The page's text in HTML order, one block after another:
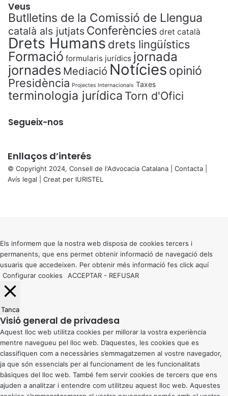
Veus
Butlletins de la Comissió de Llengua
català als jutjats Conferències dret català
Drets Humans drets lingüístics
Formació formularis jurídics jornada
jornades Mediació Notícies opinió
Presidència Projectes Internacionals Taxes
terminologia jurídica Torn d'Ofici
Segueix-nos
Enllaços d’interés
© Copyright 2024, Consell de l'Advocacia Catalana | Contacta
Avís legal | Creat per IURISTEL
button
Els informem que la nostra web disposa de cookies tercers i
permanents, que ens permet obtenir informació de navegació dels
usuaris que accedeixen. Per obtenir més informació fes click aquí
Configurar cookies
ACCEPTAR - REFUSAR
Tanca
Visió general de privadesa
Aquest lloc web utilitza cookies per millorar la vostra experiència
mentre navegueu pel lloc web. D’aquestes, les cookies que es
classifiquen com a necessàries s’emmagatzemen al vostre navegador,
ja que són essencials per al funcionament de les funcionalitats
bàsiques del lloc web. També fem servir cookies de tercers que ens
ajuden a analitzar i entendre com utilitzeu aquest lloc web. Aquestes